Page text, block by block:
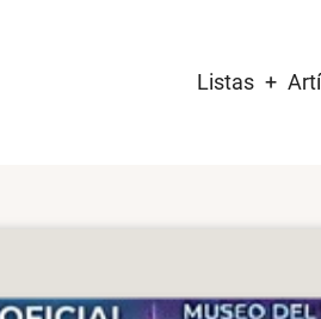
navigation
Listas